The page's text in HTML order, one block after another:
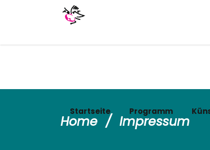
Startseite Programm
Home / Impressum